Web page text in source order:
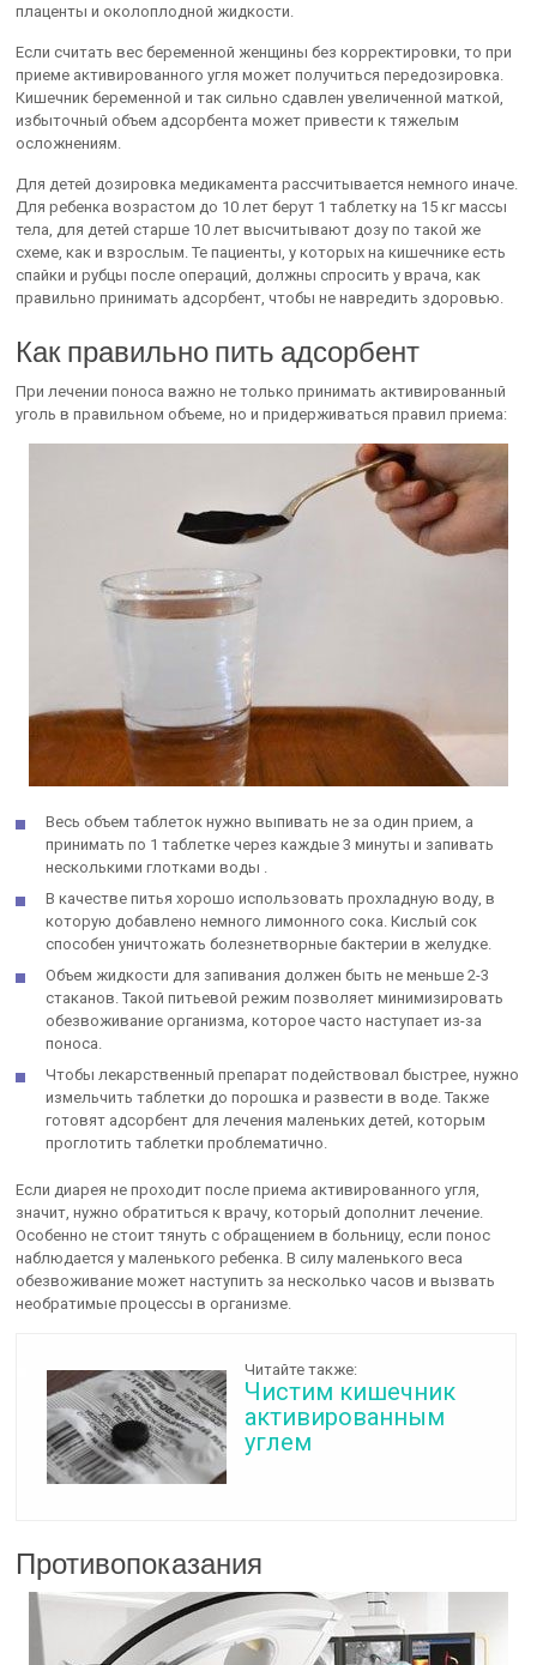
плаценты и околоплодной жидкости.
Если считать вес беременной женщины без корректировки, то при
приеме активированного угля может получиться передозировка.
Кишечник беременной и так сильно сдавлен увеличенной маткой,
избыточный объем адсорбента может привести к тяжелым
осложнениям.
Для детей дозировка медикамента рассчитывается немного иначе.
Для ребенка возрастом до 10 лет берут 1 таблетку на 15 кг массы
тела, для детей старше 10 лет высчитывают дозу по такой же
схеме, как и взрослым. Те пациенты, у которых на кишечнике есть
спайки и рубцы после операций, должны спросить у врача, как
правильно принимать адсорбент, чтобы не навредить здоровью.
Как правильно пить адсорбент
При лечении поноса важно не только принимать активированный
уголь в правильном объеме, но и придерживаться правил приема:
Весь объем таблеток нужно выпивать не за один прием, а
принимать по 1 таблетке через каждые 3 минуты и запивать
несколькими глотками воды .
В качестве питья хорошо использовать прохладную воду, в
которую добавлено немного лимонного сока. Кислый сок
способен уничтожать болезнетворные бактерии в желудке.
Объем жидкости для запивания должен быть не меньше 2-3
стаканов. Такой питьевой режим позволяет минимизировать
обезвоживание организма, которое часто наступает из-за
поноса.
Чтобы лекарственный препарат подействовал быстрее, нужно
измельчить таблетки до порошка и развести в воде. Также
готовят адсорбент для лечения маленьких детей, которым
проглотить таблетки проблематично.
Если диарея не проходит после приема активированного угля,
значит, нужно обратиться к врачу, который дополнит лечение.
Особенно не стоит тянуть с обращением в больницу, если понос
наблюдается у маленького ребенка. В силу маленького веса
обезвоживание может наступить за несколько часов и вызвать
необратимые процессы в организме.
Читайте также:
Чистим кишечник
активированным
углем
Противопоказания